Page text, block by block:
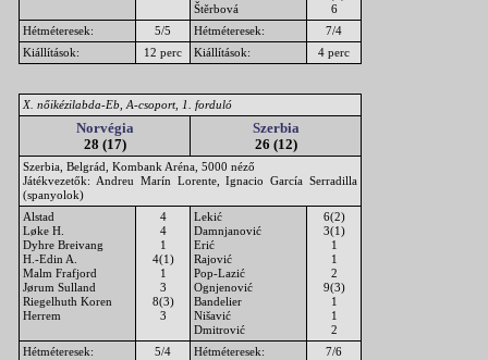
Štěrbová
6
Hétméteresek:
5/5 Hétméteresek:
7/4
Kiállítások:
12 perc Kiállítások: 4 perc
X. nőikézilabda-Eb, A-csoport, 1. forduló
Norvégia
28 (17)
Szerbia
26 (12)
Szerbia, Belgrád, Kombank Aréna, 5000 néző
Játékvezetők: Andreu Marín Lorente, Ignacio García Serradilla
(spanyolok)
Alstad
Løke H.
Dyhre Breivang
H.-Edin A.
Malm Frafjord
Jørum Sulland
Riegelhuth Koren
Herrem
4
4
1
4(1)
1
3
8(3)
3
Lekić
Damnjanović
Erić
Rajović
Pop-Lazić
Ognjenović
Bandelier
Nišavić
Dmitrović
6(2)
3(1)
1
1
2
9(3)
1
1
2
Hétméteresek:
5/4 Hétméteresek:
7/6